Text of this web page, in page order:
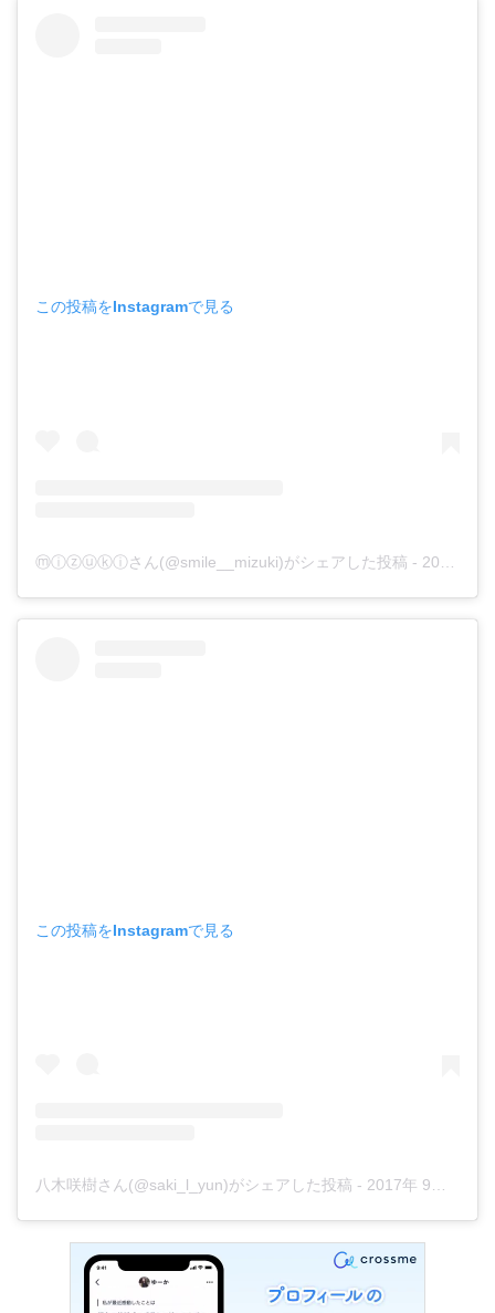
この投稿をInstagramで見る
ⓜⓘⓩⓤⓚⓘさん(@smile__mizuki)がシェアした投稿 - 2017年 8月月23日午前11時18分PDT
この投稿をInstagramで見る
八木咲樹さん(@saki_l_yun)がシェアした投稿 - 2017年 9月月2日午前5時34分PDT